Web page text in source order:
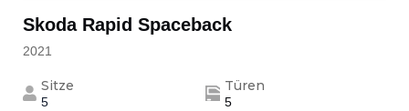
Skoda Rapid Spaceback
2021
Sitze
5
Türen
5